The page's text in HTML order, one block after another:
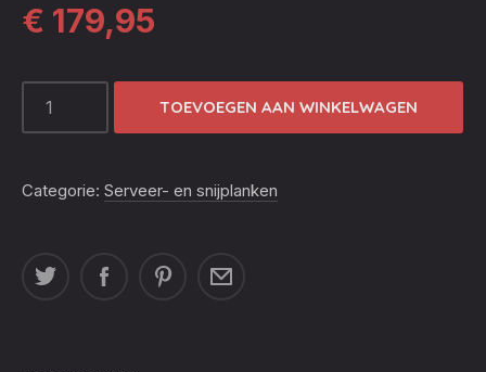
€ 179,95
OVAAL
TOEVOEGEN AAN WINKELWAGEN
Categorie: Serveer- en snijplanken